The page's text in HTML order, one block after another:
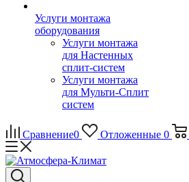
Услуги монтажа
оборудования
Услуги монтажа
для Настенных
сплит-систем
Услуги монтажа
для Мульти-Сплит
систем
Сравнение0 Отложенные 0